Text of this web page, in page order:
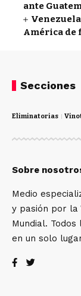
ante
América de
Secciones
Eliminatorias
Sobre
Medio
y pasión por la
Mundial.
en un solo